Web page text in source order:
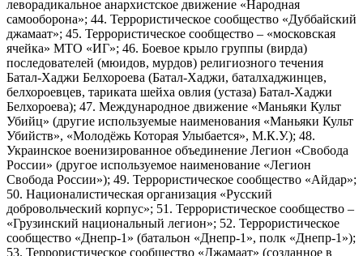
леворадикальное анархистское движение «Народная
самооборона»; 44. Террористическое сообщество «Дуббайский
джамаат»; 45. Террористическое сообщество – «московская
ячейка» МТО «ИГ»; 46. Боевое крыло группы (вирда)
последователей (мюидов, мурдов) религиозного течения
Батал-Хаджи Белхороева (Батал-Хаджи, баталхаджинцев,
белхороевцев, тариката шейха овлия (устаза) Батал-Хаджи
Белхороева); 47. Международное движение «Маньяки Культ
Убийц» (другие используемые наименования «Маньяки Культ
Убийств», «Молодёжь Которая Улыбается», М.К.У.); 48.
Украинское военизированное объединение Легион «Свобода
России» (другое используемое наименование «Легион
Свобода России»); 49. Террористическое сообщество «Айдар»;
50. Националистическая организация «Русский
добровольческий корпус»; 51. Террористическое сообщество –
«Грузинский национальный легион»; 52. Террористическое
сообщество «Днепр-1» (батальон «Днепр-1», полк «Днепр-1»);
53. Террористическое сообщество «Джамаат» (созданное в